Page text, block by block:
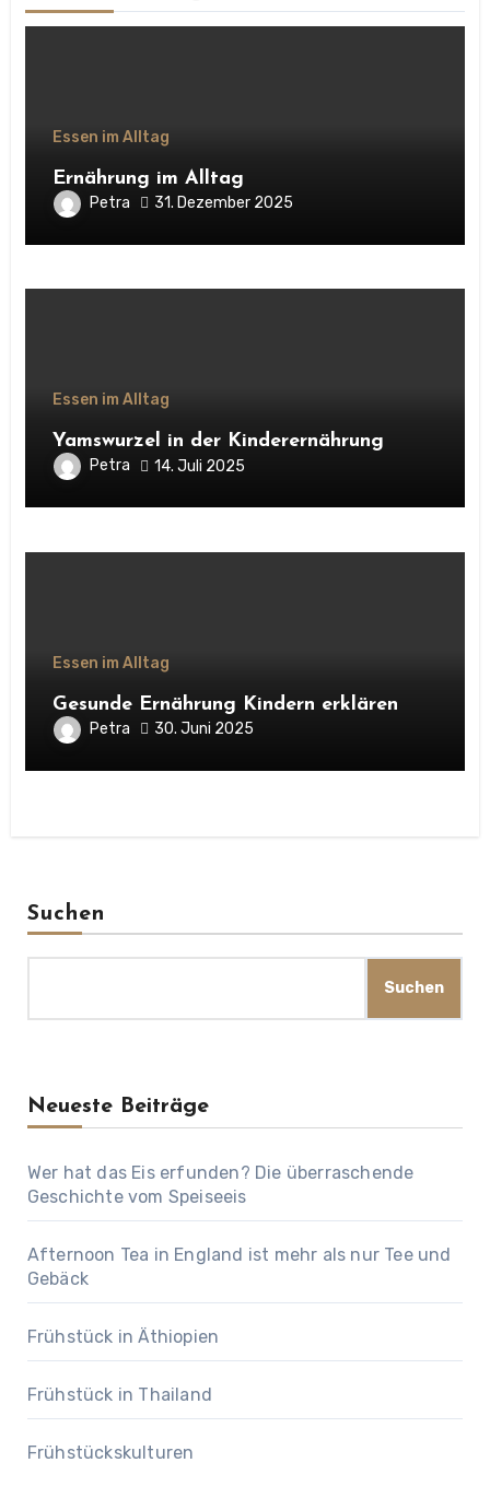
Essen im Alltag
Ernährung im Alltag
Petra 31. Dezember 2025
Essen im Alltag
Yamswurzel in der Kinderernährung
Petra 14. Juli 2025
Essen im Alltag
Gesunde Ernährung Kindern erklären
Petra 30. Juni 2025
Suchen
Suchen
Neueste Beiträge
Wer hat das Eis erfunden? Die überraschende
Geschichte vom Speiseeis
Afternoon Tea in England ist mehr als nur Tee und
Gebäck
Frühstück in Äthiopien
Frühstück in Thailand
Frühstückskulturen